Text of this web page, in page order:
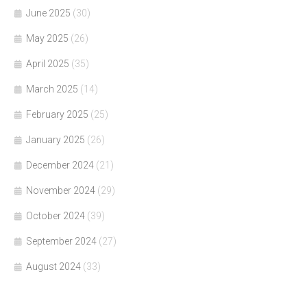
June 2025 (30)
May 2025 (26)
April 2025 (35)
March 2025 (14)
February 2025 (25)
January 2025 (26)
December 2024 (21)
November 2024 (29)
October 2024 (39)
September 2024 (27)
August 2024 (33)